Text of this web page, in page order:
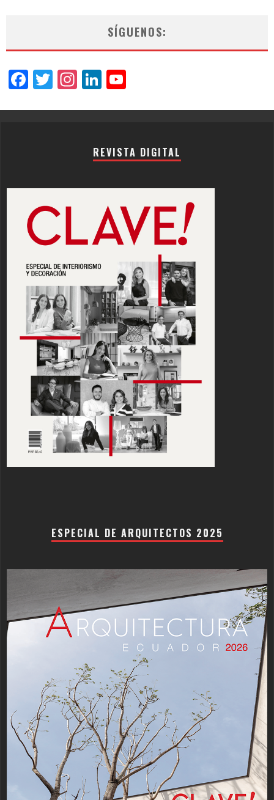
SÍGUENOS:
Facebook
Twitter
Instagram
LinkedIn
REVISTA DIGITAL
ESPECIAL DE ARQUITECTOS 2025